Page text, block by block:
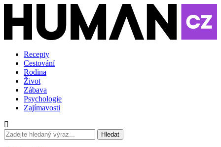
Recepty
Cestování
Rodina
Život
Zábava
Psychologie
Zajímavosti
Hledat